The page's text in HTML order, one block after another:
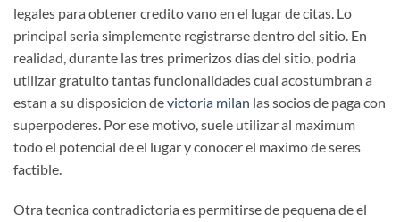
legales para obtener credito vano en el lugar de citas. Lo
principal seri­a simplemente registrarse dentro del sitio. En
realidad, durante las tres primerizos dias del sitio, podri­a
utilizar gratuito tantas funcionalidades cual acostumbran a
estan a su disposicion devictoria milan las socios de paga con
superpoderes. Por ese motivo, suele utilizar al maximum
todo el potencial de el lugar y conocer el maximo de seres
factible.
Otra tecnica contradictoria es permitirse de pequena de el